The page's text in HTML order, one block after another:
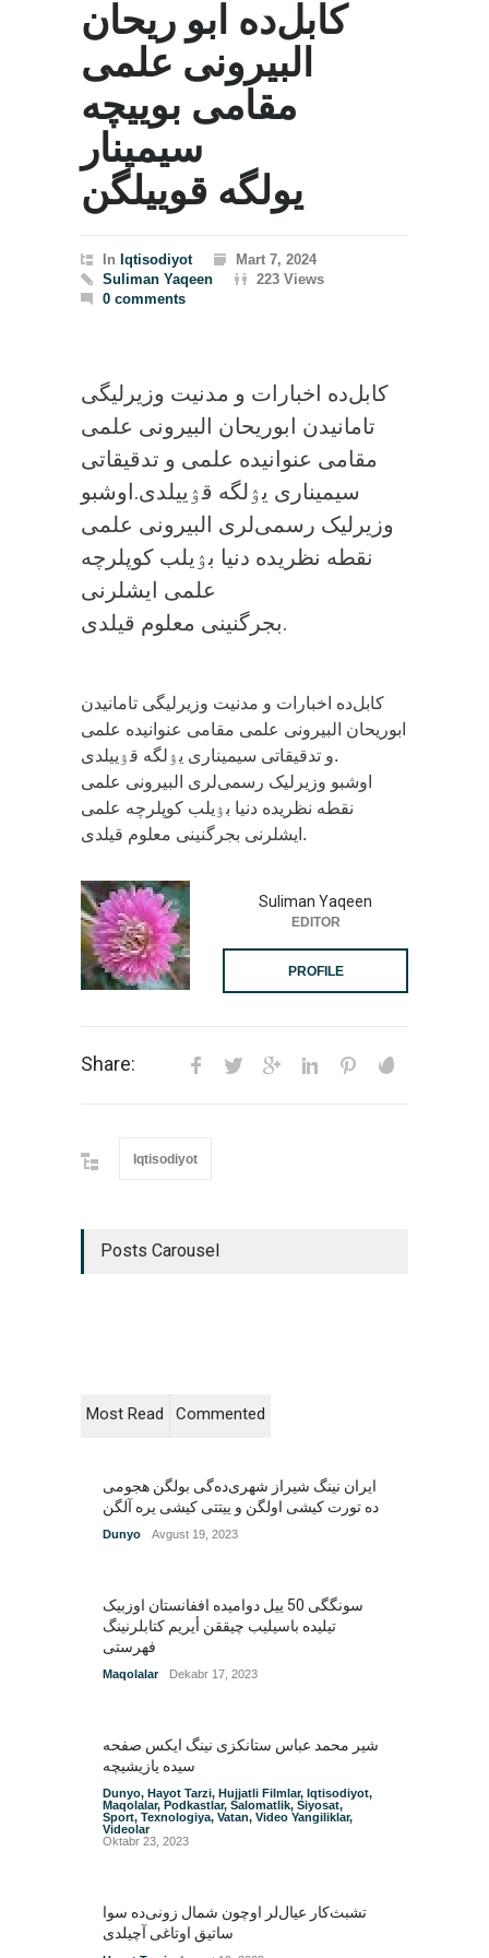
کابل‌ده ابو ریحان
البیرونی علمی
مقامی بوییچه
سیمینار
یولگه قوییلگن
In Iqtisodiyot
Mart 7, 2024
Suliman Yaqeen
223 Views
0 comments
‏کابل‌ده اخبارات و مدنیت وزیرلیگی
تامانیدن ابوریحان البیرونی علمی
مقامی عنوانیده علمی و تدقیقاتی
سیمیناری یۉلگه قۉییلدی.اوشبو
وزیرلیک رسمی‌لری البیرونی علمی
نقطه نظریده دنیا بۉیلب کوپلرچه
علمی ایشلرنی
بجرگنینی معلوم قیلدی.
‏کابل‌ده اخبارات و مدنیت وزیرلیگی تامانیدن
ابوریحان البیرونی علمی مقامی عنوانیده علمی
و تدقیقاتی سیمیناری یۉلگه قۉییلدی.
اوشبو وزیرلیک رسمی‌لری البیرونی علمی
نقطه نظریده دنیا بۉیلب کوپلرچه علمی
ایشلرنی بجرگنینی معلوم قیلدی.
Suliman Yaqeen
EDITOR
PROFILE
Share:
Iqtisodiyot
Posts Carousel
Most Read Commented
ایران نینگ شیراز شهری‌ده‌گی بولگن هجومی
Dunyo Avgust 19, 2023
سونگگی 50 ییل دوامیده اففانستان اوزبیک
تیلیده باسیلیب چیققن أیریم کتابلرنینگ
فهرستی
Maqolalar Dekabr 17, 2023
شیر محمد عباس ستانکزی نینگ ایکس صفحه
سیده یازیشیچه
Dunyo, Hayot Tarzi, Hujjatli Filmlar, Iqtisodiyot,
Maqolalar, Podkastlar, Salomatlik, Siyosat,
Sport, Texnologiya, Vatan, Video Yangiliklar,
Videolar
Oktabr 23, 2023
تشبث‌کار عیال‌لر اوچون شمال زونی‌ده سوا
ساتیق اوتاغی آچیلدی